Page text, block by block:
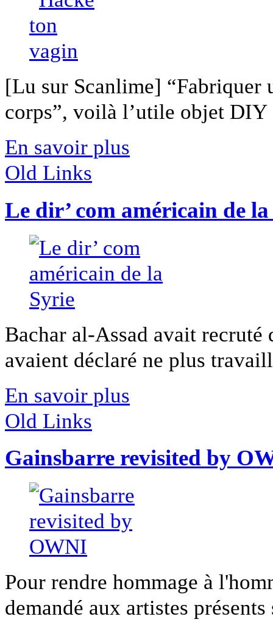
[Lu sur Scanlime] “Fabriquer
corps”, voilà l’utile objet
En savoir plus
Old Links
Le dir’ com américain de
Bachar al-Assad avait recruté
avaient déclaré ne plus
En savoir plus
Old Links
Gainsbarre revisited by
Pour rendre hommage à
demandé aux artistes